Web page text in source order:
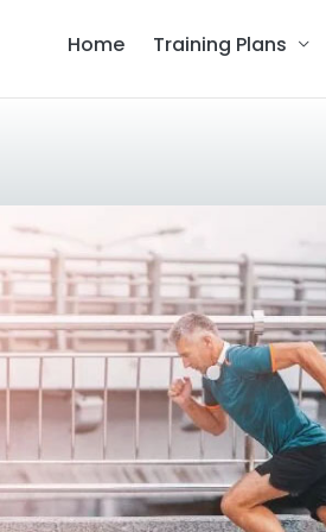
Home Training Plans